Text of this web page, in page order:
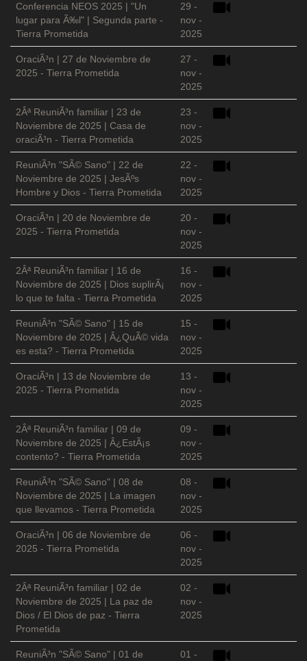
Conferencia NEOS 2025 | "Un
lugar para Ã‰l" | Segunda parte -
Tierra Prometida
29 -
nov -
2025
OraciÃ³n | 27 de Noviembre de
2025 - Tierra Prometida
27 -
nov -
2025
2Âª ReuniÃ³n familiar | 23 de
Noviembre de 2025 | Casa de
oraciÃ³n - Tierra Prometida
23 -
nov -
2025
ReuniÃ³n "SÃ© Sano" | 22 de
Noviembre de 2025 | JesÃºs
Hombre y Dios - Tierra Prometida
22 -
nov -
2025
OraciÃ³n | 20 de Noviembre de
2025 - Tierra Prometida
20 -
nov -
2025
2Âª ReuniÃ³n familiar | 16 de
Noviembre de 2025 | Dios suplirÃ¡
lo que te falta - Tierra Prometida
16 -
nov -
2025
ReuniÃ³n "SÃ© Sano" | 15 de
Noviembre de 2025 | Â¿QuÃ© vida
es esta? - Tierra Prometida
15 -
nov -
2025
OraciÃ³n | 13 de Noviembre de
2025 - Tierra Prometida
13 -
nov -
2025
2Âª ReuniÃ³n familiar | 09 de
Noviembre de 2025 | Â¿EstÃ¡s
contento? - Tierra Prometida
09 -
nov -
2025
ReuniÃ³n "SÃ© Sano" | 08 de
Noviembre de 2025 | La imagen
que llevamos - Tierra Prometida
08 -
nov -
2025
OraciÃ³n | 06 de Noviembre de
2025 - Tierra Prometida
06 -
nov -
2025
2Âª ReuniÃ³n familiar | 02 de
Noviembre de 2025 | La paz de
Dios / El Dios de paz - Tierra
Prometida
02 -
nov -
2025
ReuniÃ³n "SÃ© Sano" | 01 de
01 -